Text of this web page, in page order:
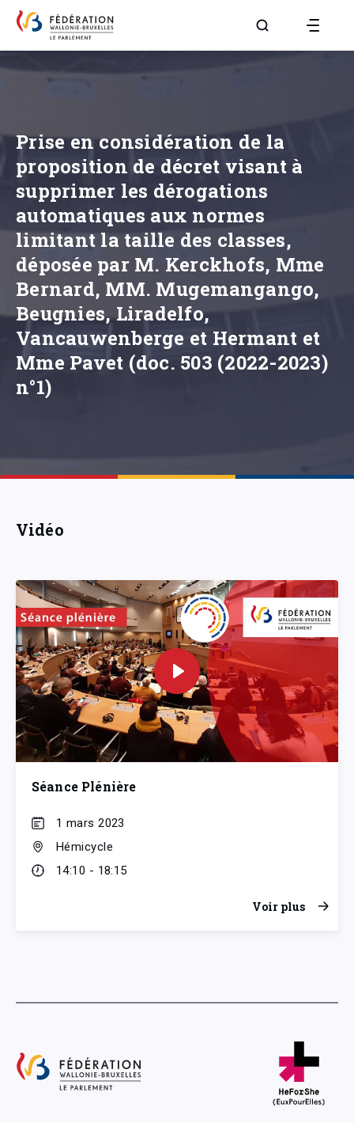
Aller à la page
Prise en considération de la
proposition de décret visant à
supprimer les dérogations
automatiques aux normes
limitant la taille des classes,
déposée par M. Kerckhofs, Mme
Bernard, MM. Mugemangango,
Beugnies, Liradelfo,
Vancauwenberge et Hermant et
Mme Pavet (doc. 503 (2022-2023)
n°1)
Vidéo
Séance Plénière
1 mars 2023
Hémicycle
14:10 - 18:15
Voir plus